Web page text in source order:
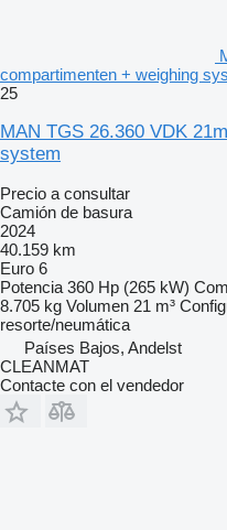
compartimenten + weighing
25
MAN TGS 26.360 VDK
system
Precio a consultar
Camión de basura
2024
40.159 km
Euro 6
Potencia 360 Hp (265 kW)
8.705 kg Volumen 21 m³
resorte/neumática
Países Bajos, Andelst
CLEANMAT
Contacte con el vendedor